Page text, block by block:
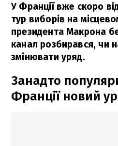
У Франції вже скоро
тур виборів на
президента Макрона
канал розбирався, чи
змінювати уряд.
Занадто
Франції новий